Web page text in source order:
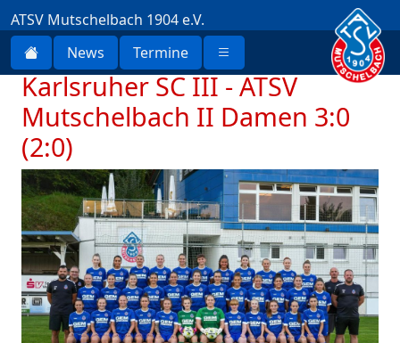
ATSV Mutschelbach 1904 e.V.
News
Termine
Karlsruher SC III - ATSV
Mutschelbach II Damen 3:0
(2:0)